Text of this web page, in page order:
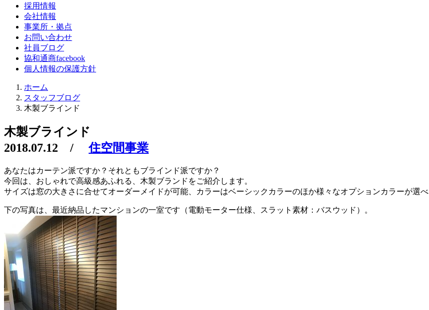
採用情報
会社情報
事業所・拠点
お問い合わせ
社員ブログ
協和通商facebook
個人情報の保護方針
ホーム
スタッフブログ
木製ブラインド
木製ブラインド
2018.07.12 / 住空間事業
あなたはカーテン派ですか？それともブラインド派ですか？
今回は、おしゃれで高級感あふれる、木製ブランドをご紹介します。
サイズは窓の大きさに合せてオーダーメイドが可能、カラーはベーシックカラーのほか様々なオプションカラーが選
下の写真は、最近納品したマンションの一室です（電動モーター仕様、スラット素材：バスウッド）。